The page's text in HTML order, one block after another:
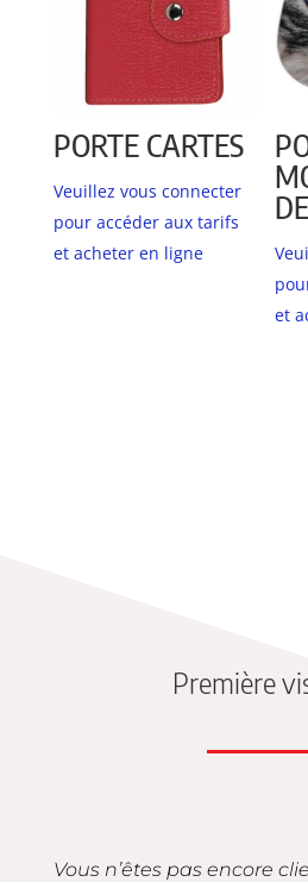
PORTE CARTES
Veuillez vous connecter
pour accéder aux tarifs
et acheter en ligne
et
Première
Vous n’êtes pas encore